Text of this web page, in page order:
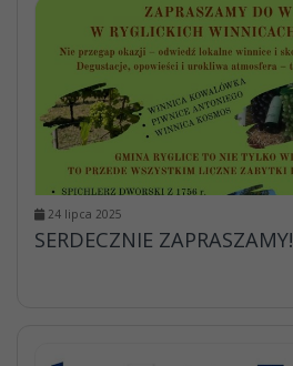
24 lipca 2025
SERDECZNIE ZAPRASZAMY!